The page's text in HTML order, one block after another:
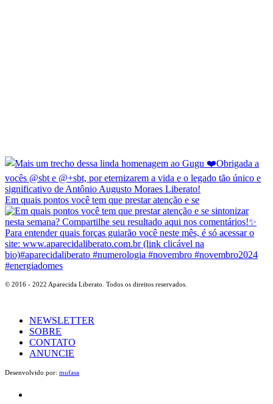
Em quais pontos você tem que prestar atenção e se
© 2016 - 2022 Aparecida Liberato. Todos os direitos reservados.
NEWSLETTER
SOBRE
CONTATO
ANUNCIE
Desenvolvido por: mufasa